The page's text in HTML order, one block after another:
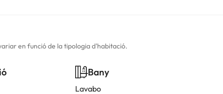
en funció de la tipologia d'habitació.
Bany
Lavabo